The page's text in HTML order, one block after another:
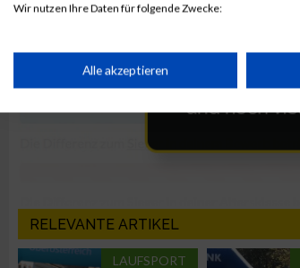
RELEVANTE ARTIKEL
LAUFSPORT
Wir nutzen Ihre Daten für folgende Zwecke:
Speichern von oder Zugriff auf Informationen
Verwendung von Profilen zur Auswahl
Alle akzeptieren